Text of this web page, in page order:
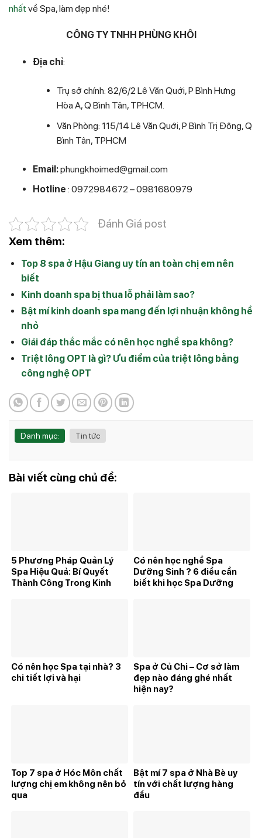
nhất về Spa, làm đẹp nhé!
CÔNG TY TNHH PHÙNG KHÔI
Địa chỉ:
Trụ sở chính: 82/6/2 Lê Văn Quới, P Bình Hưng
Hòa A, Q Bình Tân, TPHCM.
Văn Phòng: 115/14 Lê Văn Quới, P Bình Trị Đông, Q
Bình Tân, TPHCM
Email:phungkhoimed@gmail.com
Hotline : 0972984672 – 0981680979
Đánh Giá post
Xem thêm:
Top 8 spa ở Hậu Giang uy tín an toàn chị em nên
biết
Kinh doanh spa bị thua lỗ phải làm sao?
Bật mí kinh doanh spa mang đến lợi nhuận không hề
nhỏ
Giải đáp thắc mắc có nên học nghề spa không?
Triệt lông OPT là gì? Ưu điểm của triệt lông bằng
công nghệ OPT
Danh mục: Tin tức
Bài viết cùng chủ đề:
5 Phương Pháp Quản Lý
Spa Hiệu Quả: Bí Quyết
Thành Công Trong Kinh
Có nên học nghề Spa
Dưỡng Sinh ? 6 điều cần
biết khi học Spa Dưỡng
Có nên học Spa tại nhà? 3
chi tiết lợi và hại
Spa ở Củ Chi – Cơ sở làm
đẹp nào đáng ghé nhất
hiện nay?
Top 7 spa ở Hóc Môn chất
lượng chị em không nên bỏ
qua
Bật mí 7 spa ở Nhà Bè uy
tín với chất lượng hàng
đầu